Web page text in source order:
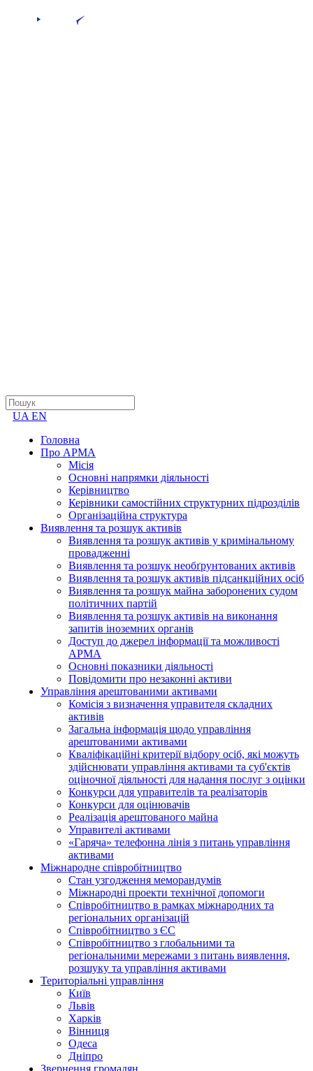
UA EN
Головна
Про АРМА
Місія
Основні напрямки діяльності
Керівництво
Керівники самостійних структурних підрозділів
Організаційна структура
Виявлення та розшук активів
Виявлення та розшук активів у кримінальному
провадженні
Виявлення та розшук необґрунтованих активів
Виявлення та розшук активів підсанкційних осіб
Виявлення та розшук майна заборонених судом
політичних партій
Виявлення та розшук активів на виконання
запитів іноземних органів
Доступ до джерел інформації та можливості
АРМА
Основні показники діяльності
Повідомити про незаконні активи
Управління арештованими активами
Комісія з визначення управителя складних
активів
Загальна інформація щодо управління
арештованими активами
Кваліфікаційні критерії відбору осіб, які можуть
здiйснювати управління активами та суб'єктів
оціночної діяльності для надання послуг з оцінки
Конкурси для управителів та реалізаторів
Конкурси для оцінювачів
Реалізація арештованого майна
Управителі активами
«Гаряча» телефонна лінія з питань управління
активами
Міжнародне співробітництво
Стан узгодження меморандумів
Міжнародні проекти технічної допомоги
Співробітництво в рамках міжнародних та
регіональних організацій
Співробітництво з ЄС
Співробітництво з глобальними та
регіональними мережами з питань виявлення,
розшуку та управління активами
Територіальні управління
Київ
Львів
Харків
Вінниця
Одеса
Дніпро
Звернення громадян